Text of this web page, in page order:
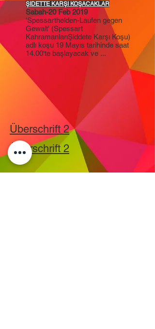
ŞIDETTE KARŞ I KOŞACAKLAR
Sabah-20 Feb 2019
'Spessarthelden-Laufen gegen
Gewalt' (Spessart
KahramanlarıŞiddete Karşı Koşu)
adlı koşu 19 Mayıs tarihinde saat
14.00'te başlayacak ve ...
Überschrift 2
Überschrift 2